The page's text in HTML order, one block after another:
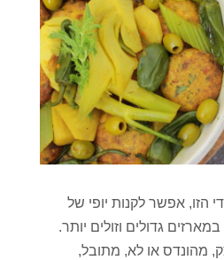
הזו, אפשר לקנות יופי של
גדולים וזולים יותר.
מהונדס או לא, מתובל,